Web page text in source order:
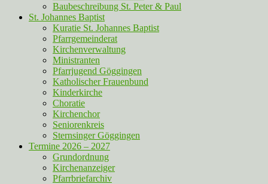
Baubeschreibung St. Peter & Paul
St. Johannes Baptist
Kuratie St. Johannes Baptist
Pfarrgemeinderat
Kirchenverwaltung
Ministranten
Pfarrjugend Göggingen
Katholischer Frauenbund
Kinderkirche
Choratie
Kirchenchor
Seniorenkreis
Sternsinger Göggingen
Termine 2026 – 2027
Grundordnung
Kirchenanzeiger
Pfarrbriefarchiv